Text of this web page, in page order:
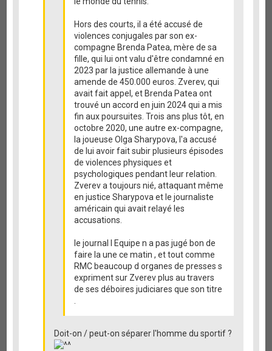
Hors des courts, il a été accusé de
violences conjugales par son ex-
compagne Brenda Patea, mère de sa
fille, qui lui ont valu d'être condamné en
2023 par la justice allemande à une
amende de 450.000 euros. Zverev, qui
avait fait appel, et Brenda Patea ont
trouvé un accord en juin 2024 qui a mis
fin aux poursuites. Trois ans plus tôt, en
octobre 2020, une autre ex-compagne,
la joueuse Olga Sharypova, l'a accusé
de lui avoir fait subir plusieurs épisodes
de violences physiques et
psychologiques pendant leur relation.
Zverev a toujours nié, attaquant même
en justice Sharypova et le journaliste
américain qui avait relayé les
accusations.
le journal l Equipe n a pas jugé bon de
faire la une ce matin , et tout comme
RMC beaucoup d organes de presses s
expriment sur Zverev plus au travers
de ses déboires judiciares que son titre
.
Doit-on / peut-on séparer l'homme du sportif ?